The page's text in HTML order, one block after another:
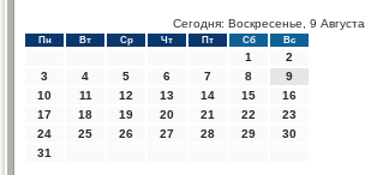
Сегодня: Воскресенье, 9 Августа
Пн Вт Ср Чт Пт Сб Вс
1
2
3
4 5 6 7 8
9
10
11 12 13 14 15
16
17
18 19 20 21 22
23
24
25 26 27 28 29
30
31